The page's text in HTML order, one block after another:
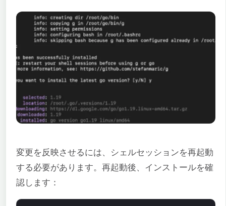
変更を反映させるには、シェルセッションを再起動
する必要があります。再起動後、インストールを確
認します：